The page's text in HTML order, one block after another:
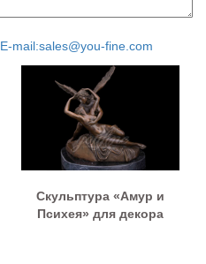
E-mail:sales@you-fine.com
Скульптура «Амур и
Психея» для декора